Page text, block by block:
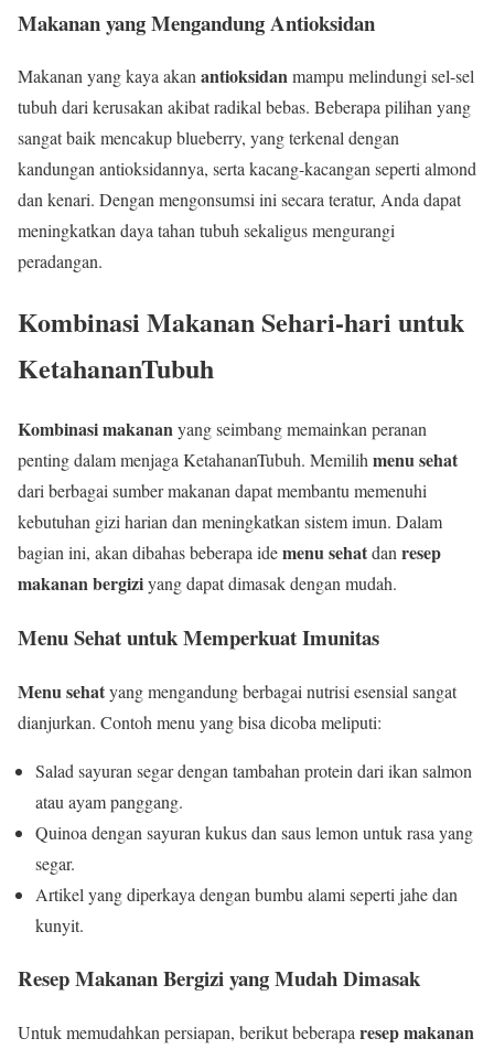
Makanan yang Mengandung Antioksidan
Makanan yang kaya akanantioksidanmampu melindungi sel-sel
tubuh dari kerusakan akibat radikal bebas. Beberapa pilihan yang
sangat baik mencakup blueberry, yang terkenal dengan
kandungan antioksidannya, serta kacang-kacangan seperti almond
dan kenari. Dengan mengonsumsi ini secara teratur, Anda dapat
meningkatkan daya tahan tubuh sekaligus mengurangi
peradangan.
Kombinasi Makanan Sehari-hari untuk
KetahananTubuh
Kombinasi makananyang seimbang memainkan peranan
penting dalam menjaga KetahananTubuh. Memilih menu sehat
dari berbagai sumber makanan dapat membantu memenuhi
kebutuhan gizi harian dan meningkatkan sistem imun. Dalam
bagian ini, akan dibahas beberapa idemenu sehatdan resep
makanan bergiziyang dapat dimasak dengan mudah.
Menu Sehat untuk Memperkuat Imunitas
Menu sehatyang mengandung berbagai nutrisi esensial sangat
dianjurkan. Contoh menu yang bisa dicoba meliputi:
Salad sayuran segar dengan tambahan protein dari ikan salmon
atau ayam panggang.
Quinoa dengan sayuran kukus dan saus lemon untuk rasa yang
segar.
Artikel yang diperkaya dengan bumbu alami seperti jahe dan
kunyit.
Resep Makanan Bergizi yang Mudah Dimasak
Untuk memudahkan persiapan, berikut beberapa resep makanan